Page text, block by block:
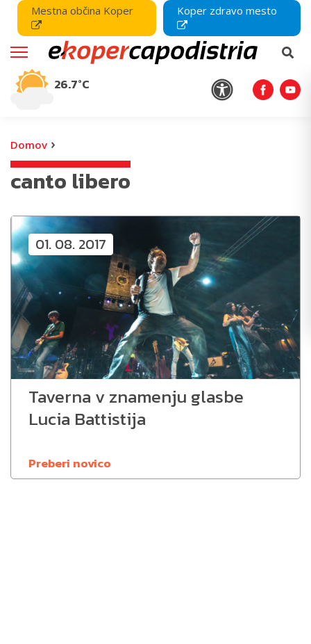
Mestna občina Koper Koper zdravo mesto
26.7°C
Domov ›
canto libero
01. 08. 2017
Taverna v znamenju glasbe
Lucia Battistija
Preberi novico